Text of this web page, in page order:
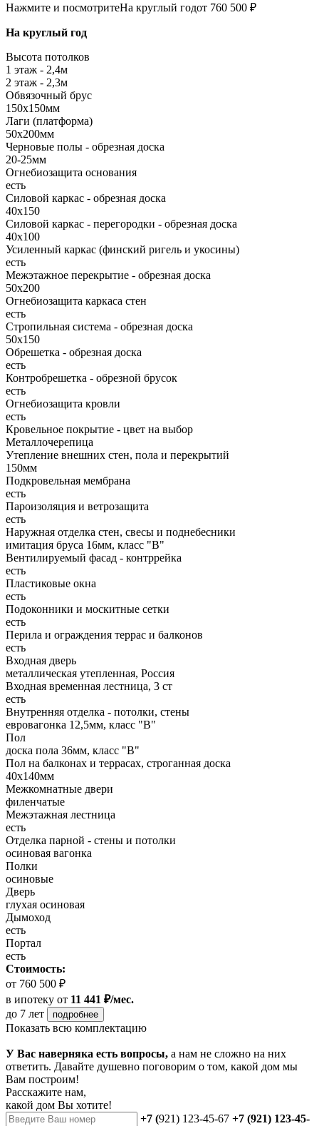
Нажмите и посмотритеНа круглый годот 760 500 ₽
На круглый год
Высота потолков
1 этаж - 2,4м
2 этаж - 2,3м
Обвязочный брус
150х150мм
Лаги (платформа)
50х200мм
Черновые полы - обрезная доска
20-25мм
Огнебиозащита основания
есть
Силовой каркас - обрезная доска
40х150
Силовой каркас - перегородки - обрезная доска
40х100
Усиленный каркас (финский ригель и укосины)
есть
Межэтажное перекрытие - обрезная доска
50х200
Огнебиозащита каркаса стен
есть
Стропильная система - обрезная доска
50х150
Обрешетка - обрезная доска
есть
Контробрешетка - обрезной брусок
есть
Огнебиозащита кровли
есть
Кровельное покрытие - цвет на выбор
Металлочерепица
Утепление внешних стен, пола и перекрытий
150мм
Подкровельная мембрана
есть
Пароизоляция и ветрозащита
есть
Наружная отделка стен, свесы и поднебесники
имитация бруса 16мм, класс "В"
Вентилируемый фасад - контррейка
есть
Пластиковые окна
есть
Подоконники и москитные сетки
есть
Перила и ограждения террас и балконов
есть
Входная дверь
металлическая утепленная, Россия
Входная временная лестница, 3 ст
есть
Внутренняя отделка - потолки, стены
евровагонка 12,5мм, класс "В"
Пол
доска пола 36мм, класс "B"
Пол на балконах и террасах, строганная доска
40x140мм
Межкомнатные двери
филенчатые
Межэтажная лестница
есть
Отделка парной - стены и потолки
осиновая вагонка
Полки
осиновые
Дверь
глухая осиновая
Дымоход
есть
Портал
есть
Стоимость:
от 760 500 ₽
в ипотеку от 11 441 ₽/мес.
до 7 лет
подробнее
Показать всю комплектацию
У Вас наверняка есть вопросы, а нам не сложно на них
ответить. Давайте душевно поговорим о том, какой дом мы
Вам построим!
Расскажите нам,
какой дом Вы хотите!
+7 (921) 123-45-67 +7 (921) 123-45-